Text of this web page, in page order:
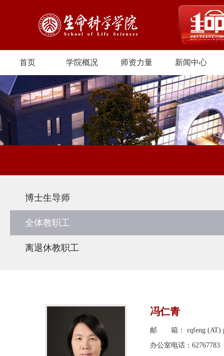
首页 学院概况 师资力量 新闻中心
博士生导师
全体教职工
离退休教职工
冯仁青
邮 箱： rqfeng (AT)
办公室电话：62767783